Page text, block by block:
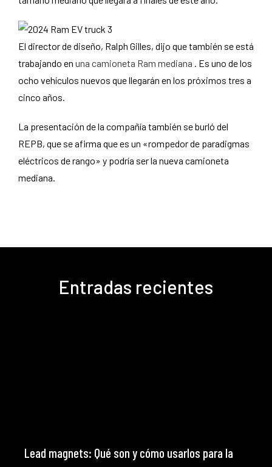
El director de diseño, Ralph Gilles, dijo que también se está
trabajando en una camioneta Ram mediana . Es uno de los
ocho vehículos nuevos que llegarán en los próximos tres a
cinco años.
La presentación de la compañía también se burló del
REPB, que se afirma que es un «rompedor de paradigmas
eléctricos de rango» y podría ser la nueva camioneta
mediana.
Entradas recientes
Lead magnets: Qué son y cómo usarlos para la